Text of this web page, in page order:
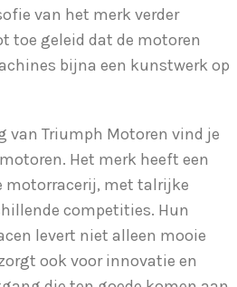
van het merk verder
toe geleid dat de motoren
bijna een kunstwerk op
van Triumph Motoren vind je
Het merk heeft een
motorracerij, met talrijke
competities. Hun
levert niet alleen mooie
ook voor innovatie en